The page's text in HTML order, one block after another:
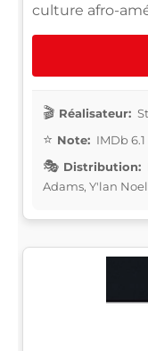
culture afro-
Réalisateur:
Note: IMDb 6.1
Distribution:
Adams, Y'lan